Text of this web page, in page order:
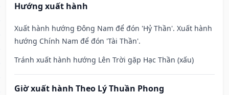
Hướng xuất hành
Xuất hành hướng Đông Nam để đón 'Hỷ Thần'. Xuất hành
hướng Chính Nam để đón 'Tài Thần'.
Tránh xuất hành hướng Lên Trời gặp Hạc Thần (xấu)
Giờ xuất hành Theo Lý Thuần Phong